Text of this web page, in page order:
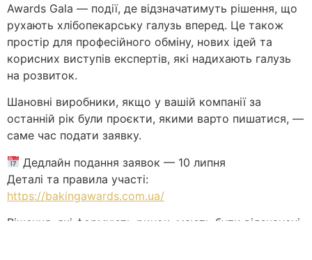
Awards Gala — події, де відзначатимуть рішення, що
рухають хлібопекарську галузь вперед. Це також
простір для професійного обміну, нових ідей та
корисних виступів експертів, які надихають галузь
на розвиток.
Шановні виробники, якщо у вашій компанії за
останній рік були проєкти, якими варто пишатися, —
саме час подати заявку.
Дедлайн подання заявок — 10 липня
Деталі та правила участі:
https://bakingawards.com.ua/
Рішення, які формують ринок, мають бути відзначені.